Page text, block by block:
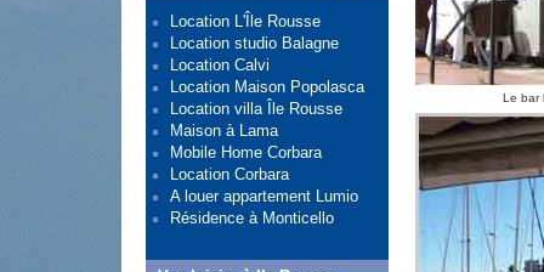
Le bar
Location L'Île Rousse
Location studio Balagne
Location Calvi
Location Maison Popolasca
Location villa Île Rousse
Maison à Lama
Mobile Home Corbara
Location Corbara
A louer appartement Lumio
Résidence à Monticello